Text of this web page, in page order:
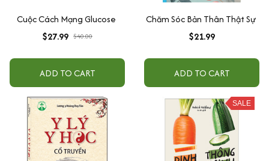
Cuộc Cách Mạng Glucose
$27.99 $40.00
ADD TO CART
Chăm Sóc Bản Thân Thật Sự
$21.99
ADD TO CART
SALE